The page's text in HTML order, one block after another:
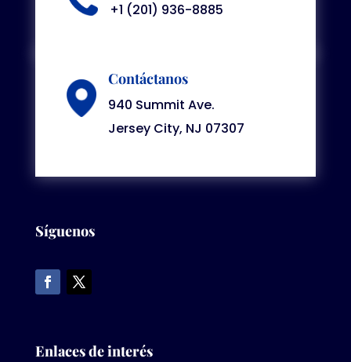
+1 (201) 936-8885
Contáctanos
940 Summit Ave.
Jersey City, NJ 07307
Síguenos
Enlaces de interés